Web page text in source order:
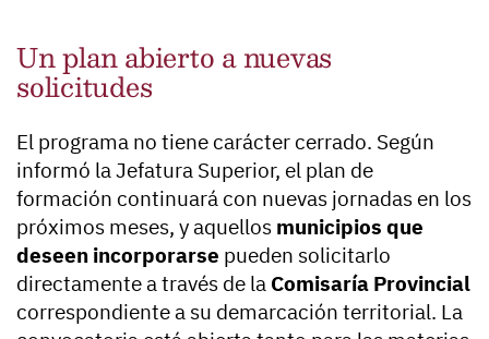
Un plan abierto a nuevas
solicitudes
El programa no tiene carácter cerrado. Según
informó la Jefatura Superior, el plan de
formación continuará con nuevas jornadas en los
próximos meses, y aquellos municipios que
deseen incorporarse pueden solicitarlo
directamente a través de la Comisaría Provincial
correspondiente a su demarcación territorial. La